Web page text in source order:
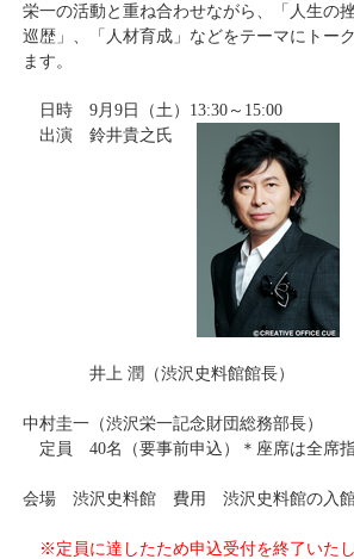
栄一の活動と重ね合わせながら、「人生の
巡歴」、「人材育成」などをテーマにトー
ます。
日時 9月9日（土）13:30～15:00
出演 鈴井貴之氏
井上 潤（渋沢史料館館長）
中村圭一（渋沢栄一記念財団総務部長）
定員 40名
（要事前申込 ） ＊座席は全席
会場 渋沢史料館費用 渋沢史料館の入館
※定員に達したため申込受付を終了いたし